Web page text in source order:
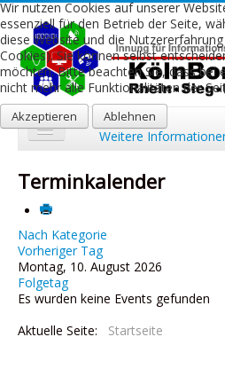
Über uns
Leistungen
Ausbildung
Fachbetriebe
Terminkalender
Nach Kategorie
Vorheriger Tag
Montag, 10. August 2026
Folgetag
Es wurden keine Events gefunden
Aktuelle Seite:
Startseite
Wir nutzen Cookies auf unserer
essenziell für den Betrieb der Seite,
diese Website und die
Cookies). Sie können selbst
möchten. Bitte beachten Sie, dass bei
nicht mehr alle Funktionalitäten der
Akzeptieren Ablehnen
Weitere